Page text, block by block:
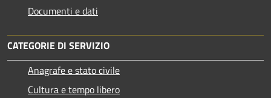
Documenti e dati
CATEGORIE DI SERVIZIO
Anagrafe e stato civile
Cultura e tempo libero